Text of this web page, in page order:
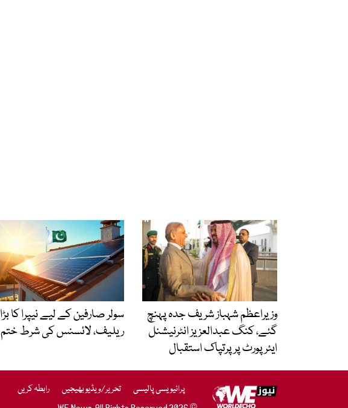
وزیراعظم شہباز شریف جدہ پہنچ
گئے، کنگ عبدالعزیز انٹرنیشنل
ایئر پورٹ پر پرتپاک استقبال
سولر صارفین کے لیے نیپرا کا بڑا
ریلیف، لائسنس کی شرط ختم
پرائیویسی پالیسی تحریر/ویڈیو بھیجیں
رابطہ کریں